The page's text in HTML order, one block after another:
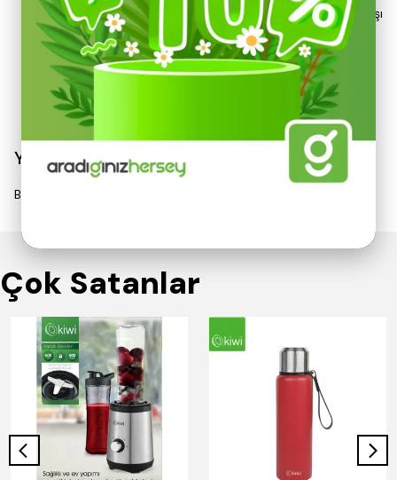
malzemelerle üretilmiştir; sıcak hava ve dış etkenlere karşı
dirençlidir.
Pratik Kullanım:Geniş ağzı sayesinde kolayca kullanılır
ve temizlenmesi s
Devamını Göster
Yorumlar
Bu ürün için henüz yorum yapılmamış.
Çok Satanlar